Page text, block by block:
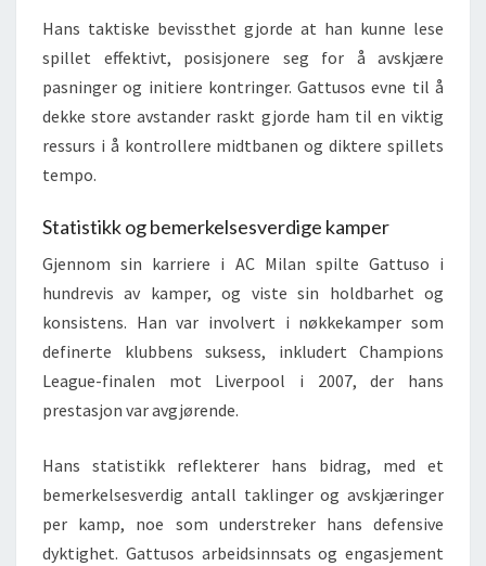
Hans taktiske bevissthet gjorde at han kunne lese
spillet effektivt, posisjonere seg for å avskjære
pasninger og initiere kontringer. Gattusos evne til å
dekke store avstander raskt gjorde ham til en viktig
ressurs i å kontrollere midtbanen og diktere spillets
tempo.
Statistikk og bemerkelsesverdige kamper
Gjennom sin karriere i AC Milan spilte Gattuso i
hundrevis av kamper, og viste sin holdbarhet og
konsistens. Han var involvert i nøkkekamper som
definerte klubbens suksess, inkludert Champions
League-finalen mot Liverpool i 2007, der hans
prestasjon var avgjørende.
Hans statistikk reflekterer hans bidrag, med et
bemerkelsesverdig antall taklinger og avskjæringer
per kamp, noe som understreker hans defensive
dyktighet. Gattusos arbeidsinnsats og engasjement